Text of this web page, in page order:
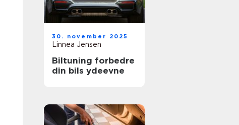
30. november 2025
Linnea Jensen
Biltuning forbedre
din bils ydeevne